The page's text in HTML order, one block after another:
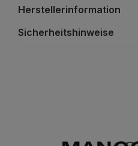
Herstellerinformation
Sicherheitshinweise